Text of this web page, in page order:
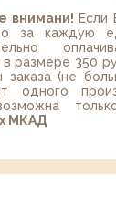
внимани! Если
за каждую
в размере 350
заказа (не
одного
МКАД